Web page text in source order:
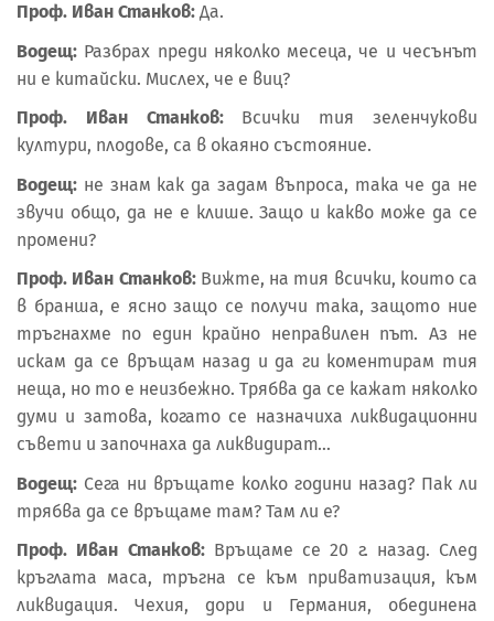
Проф. Иван Станков: Да.
Водещ: Разбрах преди няколко месеца, че и чесънът
ни е китайски. Мислех, че е виц?
Проф. Иван Станков:Всички тия зеленчукови
култури, плодове, са в окаяно състояние.
Водещ: не знам как да задам въпроса, така че да не
звучи общо, да не е клише. Защо и какво може да се
промени?
Проф. Иван Станков:Вижте, на тия всички, които са
в бранша, е ясно защо се получи така, защото ние
тръгнахме по един крайно неправилен път. Аз не
искам да се връщам назад и да ги коментирам тия
неща, но то е неизбежно. Трябва да се кажат няколко
думи и затова, когато се назначиха ликвидационни
съвети и започнаха да ликвидират…
Водещ: Сега ни връщате колко години назад? Пак ли
трябва да се връщаме там? Там ли е?
Проф. Иван Станков:Връщаме се 20 г. назад. След
кръглата маса, тръгна се към приватизация, към
ликвидация. Чехия, дори и Германия, обединена